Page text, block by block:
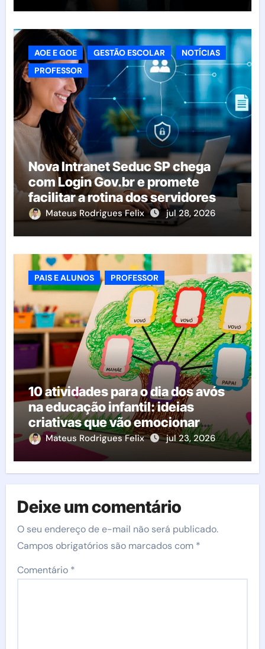
AOE E GOE GESTÃO ESCOLAR
NOTÍCIAS
PROFESSOR
Nova Intranet Seduc SP chega
com Login Gov.br e promete
facilitar a rotina dos servidores
Mateus Rodrigues Felix jul 28, 2026
PAIS E ALUNOS PROFESSOR
10 atividades para o dia dos avós
na educação infantil: ideias
criativas que vão emocionar
famílias e crianças
Mateus Rodrigues Felix jul 23, 2026
Deixe um comentário
O seu endereço de e-mail não será publicado.
Campos obrigatórios são marcados com *
Comentário *